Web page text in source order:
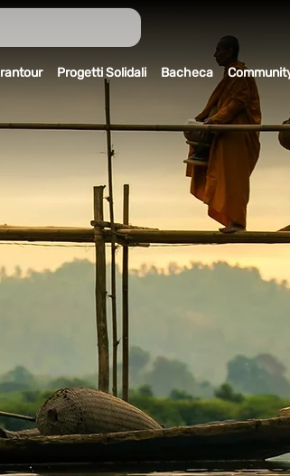
Progetti Solidali Bacheca